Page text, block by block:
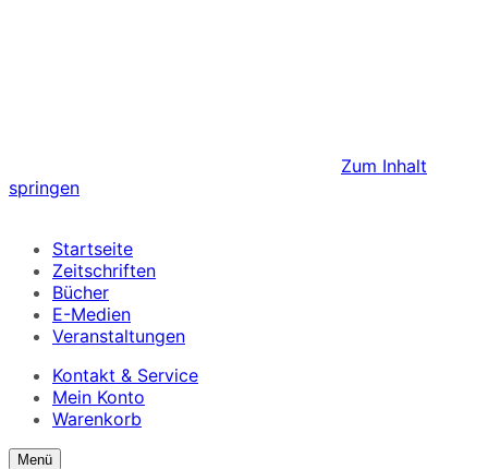
Zum Inhalt
springen
Startseite
Zeitschriften
Bücher
E-Medien
Veranstaltungen
Kontakt & Service
Mein Konto
Warenkorb
Suchformular
Suchformular
Menü